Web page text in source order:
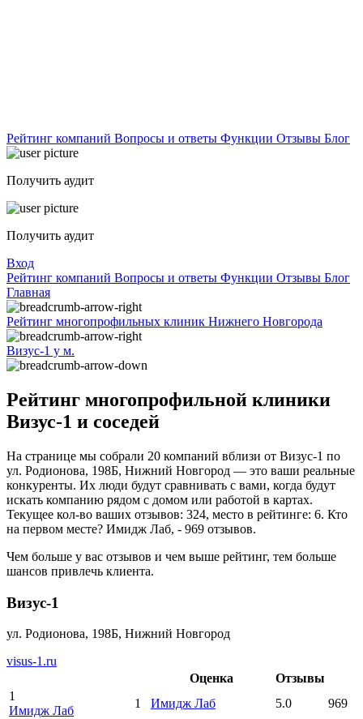
Рейтинг компаний Вопросы и ответы Функции Отзывы Блог
Получить аудит
Получить аудит
Вход
Рейтинг компаний Вопросы и ответы Функции Отзывы Блог
Главная
Рейтинг многопрофильных клиник Нижнего Новгорода
Визус-1 у м.
Рейтинг многопрофильной клиники
Визус-1 и соседей
На странице мы собрали 20 компаний вблизи от Визус-1 по
ул. Родионова, 198Б, Нижний Новгород — это ваши реальные
конкуренты. Их люди будут сравнивать с вами, когда будут
искать компанию рядом с домом или работой в картах.
Текущее кол-во ваших отзывов: 324, место в рейтинге: 6. Кто
на первом месте? Имидж Лаб, - 969 отзывов.
Чем больше у вас отзывов и чем выше рейтинг, тем больше
шансов привлечь клиента.
Визус-1
ул. Родионова, 198Б, Нижний Новгород
visus-1.ru
Оценка
Отзывы
1
Имидж Лаб
1 Имидж Лаб 5.0
969